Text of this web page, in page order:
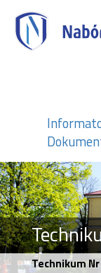
Technikum